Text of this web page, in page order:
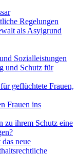
Regelungen
als Asylgrund
Sozialleistungen
und Schutz für
geflüchtete Frauen,
Frauen ins
zu ihrem Schutz eine
neue